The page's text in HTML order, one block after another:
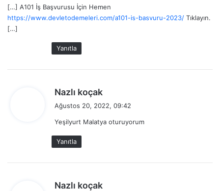
i
k
[…] A101 İş Başvurusu İçin Hemen
https://www.devletodemeleri.com/a101-is-basvuru-2023/ Tıklayın.
[…]
Yanıtla
Nazlı koçak
i
Ağustos 20, 2022, 09:42
Yeşilyurt Malatya oturuyorum
Yanıtla
Nazlı koçak